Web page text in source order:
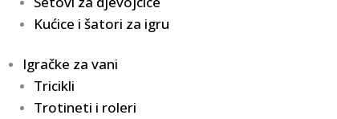
Kućice i šatori za igru
Igračke za vani
Tricikli
Trotineti i roleri